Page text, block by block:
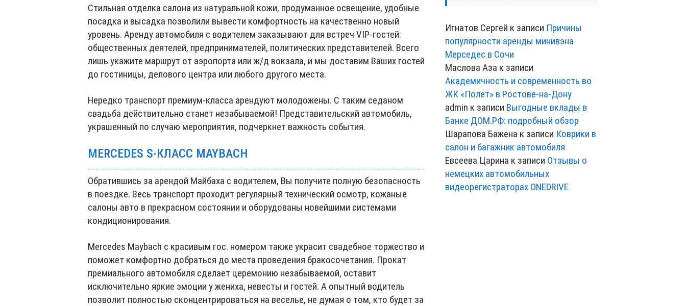
Стильная отделка салона из натуральной кожи, продуманное освещение, удобные
посадка и высадка позволили вывести комфортность на качественно новый
уровень. Аренду автомобиля с водителем заказывают для встреч VIP-гостей:
общественных деятелей, предпринимателей, политических представителей. Всего
лишь укажите маршрут от аэропорта или ж/д вокзала, и мы доставим Ваших гостей
до гостиницы, делового центра или любого другого места.
Нередко транспорт премиум-класса арендуют молодожены. С таким седаном
свадьба действительно станет незабываемой! Представительский автомобиль,
украшенный по случаю мероприятия, подчеркнет важность события.
MERCEDES S‑КЛАСС MAYBACH
Обратившись за арендой Майбаха с водителем, Вы получите полную безопасность
в поездке. Весь транспорт проходит регулярный технический осмотр, кожаные
салоны авто в прекрасном состоянии и оборудованы новейшими системами
кондиционирования.
Mercedes Maybach с красивым гос. номером также украсит свадебное торжество и
поможет комфортно добраться до места проведения бракосочетания. Прокат
премиального автомобиля сделает церемонию незабываемой, оставит
исключительно яркие эмоции у жениха, невесты и гостей. А опытный водитель
позволит полностью сконцентрироваться на веселье, не думая о том, кто будет за
Игнатов Сергей к записи Причины
популярности аренды минивэна
Мерседес в Сочи
Маслова Аза к записи
Академичность и современность во
ЖК «Полет» в Ростове-на-Дону
admin к записи Выгодные вклады в
Банке ДОМ.РФ: подробный обзор
Шарапова Бажена к записи Коврики в
салон и багажник автомобиля
Евсеева Царина к записи Отзывы о
немецких автомобильных
видеорегистраторах ONEDRIVE